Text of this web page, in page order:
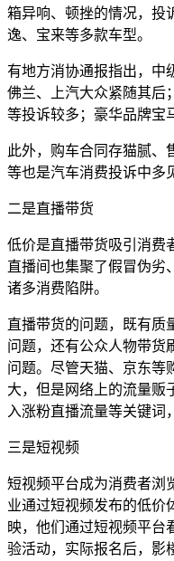
箱异响、顿挫的情况，投
逸、宝来等多款车型。
有地方消协通报指出，中
佛兰、上汽大众紧随其后
等投诉较多；豪华品牌宝
此外，购车合同存猫腻、
等也是汽车消费投诉中多
二是直播带货
低价是直播带货吸引消费
直播间也集聚了假冒伪劣
诸多消费陷阱。
直播带货的问题，既有质
问题，还有公众人物带货
问题。尽管天猫、京东等
大，但是网络上的流量贩
入涨粉直播流量等关键词
三是短视频
短视频平台成为消费者浏
业通过短视频发布的低价
映，他们通过短视频平台
验活动，实际报名后，影